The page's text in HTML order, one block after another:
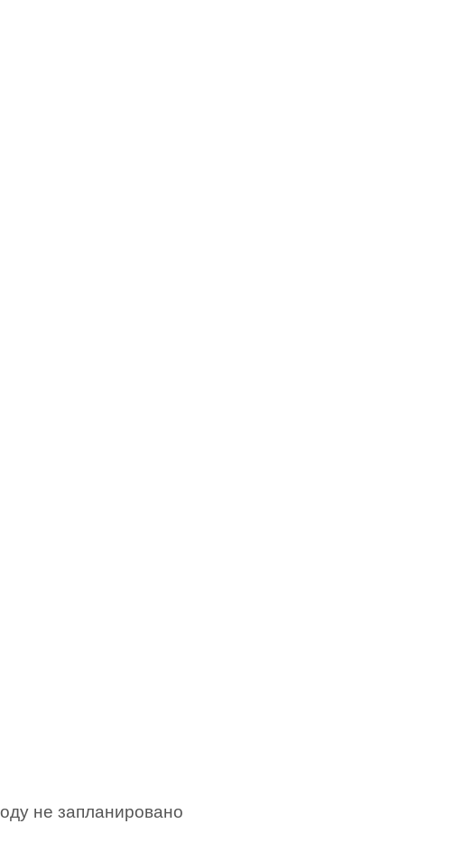
не запланировано